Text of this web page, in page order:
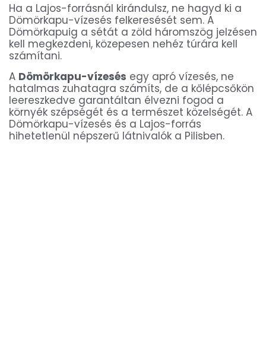
Ha a Lajos-forrásnál kirándulsz, ne hagyd ki a
Dömörkapu-vízesés felkeresését sem. A
Dömörkapuig a sétát a zöld háromszög jelzésen
kell megkezdeni, közepesen nehéz túrára kell
számítani.
A Dömörkapu-vízesés egy apró vízesés, ne
hatalmas zuhatagra számíts, de a kőlépcsőkön
leereszkedve garantáltan élvezni fogod a
környék szépségét és a természet közelségét. A
Dömörkapu-vízesés és a Lajos-forrás
hihetetlenül népszerű látnivalók a Pilisben.